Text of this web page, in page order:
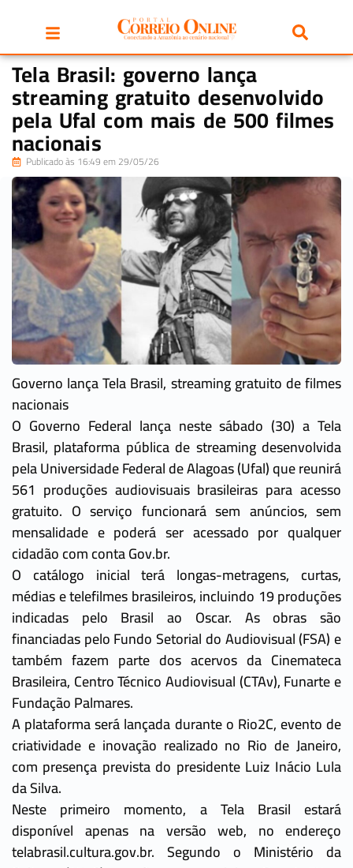
Tela Brasil: governo lança
streaming gratuito desenvolvido
pela Ufal com mais de 500 filmes
nacionais
Publicado às 16:49 em 29/05/26
Governo lança Tela Brasil, streaming gratuito de filmes
nacionais
O Governo Federal lança neste sábado (30) a Tela
Brasil, plataforma pública de streaming desenvolvida
pela Universidade Federal de Alagoas (Ufal) que reunirá
561 produções audiovisuais brasileiras para acesso
gratuito. O serviço funcionará sem anúncios, sem
mensalidade e poderá ser acessado por qualquer
cidadão com conta Gov.br.
O catálogo inicial terá longas-metragens, curtas,
médias e telefilmes brasileiros, incluindo 19 produções
indicadas pelo Brasil ao Oscar. As obras são
financiadas pelo Fundo Setorial do Audiovisual (FSA) e
também fazem parte dos acervos da Cinemateca
Brasileira, Centro Técnico Audiovisual (CTAv), Funarte e
Fundação Palmares.
A plataforma será lançada durante o Rio2C, evento de
criatividade e inovação realizado no Rio de Janeiro,
com presença prevista do presidente Luiz Inácio Lula
da Silva.
Neste primeiro momento, a Tela Brasil estará
disponível apenas na versão web, no endereço
telabrasil.cultura.gov.br. Segundo o Ministério da